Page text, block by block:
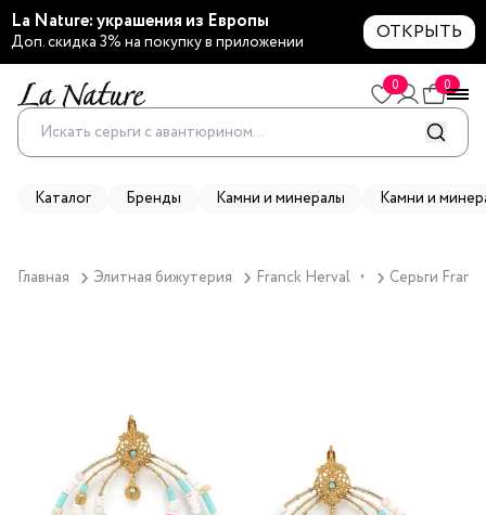
La Nature: украшения из Европы
Доп. скидка 3% на покупку в приложении ОТКРЫТЬ
0 0
Каталог Бренды Камни и минералы Камни и
Главная Элитная бижутерия Franck Herval ▼ Серьги